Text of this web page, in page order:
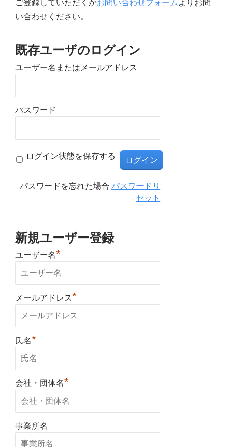
ご登録していただくかお問い合わせフォーム よりお問
い合わせください。
既存ユーザのログイン
ユーザー名またはメールアドレス
パスワード
ログイン状態を保存する
パスワードを忘れた場合パスワードリ
セット
新規ユーザー登録
ユーザー名*
メールアドレス*
氏名*
会社・団体名*
事業所名